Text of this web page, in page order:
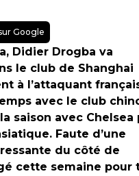
Google
Didier Drogba va
le club de Shanghai
à l’attaquant
avec le club
saison avec Chelsea
Faute d’une
du côté de
cette semaine pour